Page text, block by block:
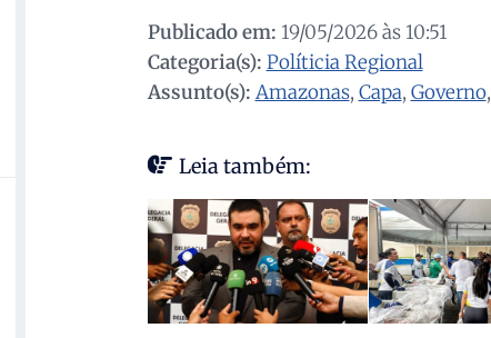
Publicado em: 19/05/2026 às 10:51
Categoria(s): Políticia Regional
Assunto(s): Amazonas, Capa, Governo,
Leia também: